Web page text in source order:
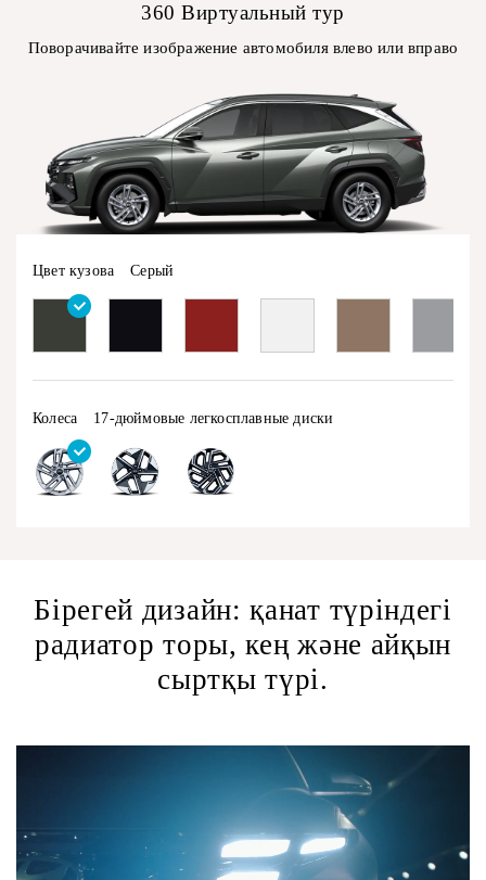
360 Виртуальный тур
Поворачивайте изображение автомобиля влево или вправо
Цвет кузова Серый
Колеса 17-дюймовые легкосплавные диски
Бірегей дизайн: қанат түріндегі
радиатор торы, кең және айқын
сыртқы түрі.